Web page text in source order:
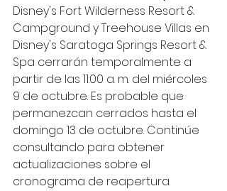
Disney's Fort Wilderness Resort &
Campground y Treehouse Villas en
Disney's Saratoga Springs Resort &
Spa cerrarán temporalmente a
partir de las 11:00 a. m. del miércoles
9 de octubre. Es probable que
permanezcan cerrados hasta el
domingo 13 de octubre. Continúe
consultando para obtener
actualizaciones sobre el
cronograma de reapertura.